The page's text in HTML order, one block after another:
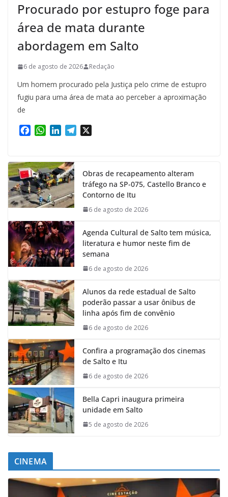
Procurado por estupro foge para
área de mata durante
abordagem em Salto
6 de agosto de 2026 Redação
Um homem procurado pela Justiça pelo crime de estupro
fugiu para uma área de mata ao perceber a aproximação
de
e
b
o
o
k
W
t
s
A
p
p
k
e
d
I
n
m
Obras de recapeamento alteram
tráfego na SP-075, Castello Branco e
Contorno de Itu
6 de agosto de 2026
Agenda Cultural de Salto tem música,
literatura e humor neste fim de
semana
6 de agosto de 2026
Alunos da rede estadual de Salto
poderão passar a usar ônibus de
linha após fim de convênio
6 de agosto de 2026
Confira a programação dos cinemas
de Salto e Itu
6 de agosto de 2026
Bella Capri inaugura primeira
unidade em Salto
5 de agosto de 2026
CINEMA